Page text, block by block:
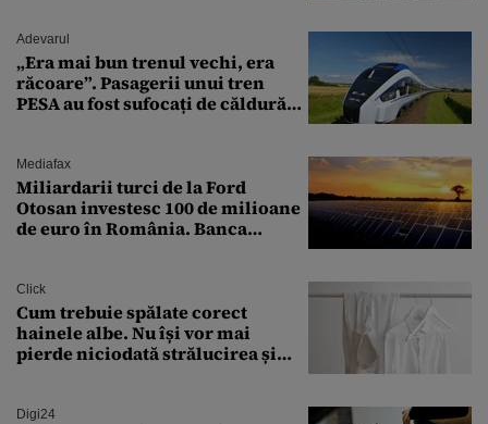
Adevarul
„Era mai bun trenul vechi, era
răcoare”. Pasagerii unui tren
PESA au fost sufocați de căldură
Mediafax
Miliardarii turci de la Ford
Otosan investesc 100 de milioane
de euro în România. Banca
Click
Cum trebuie spălate corect
hainele albe. Nu își vor mai
pierde niciodată strălucirea și
Digi24